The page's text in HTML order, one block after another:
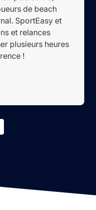
de beach
SportEasy et
et relances
plusieurs heures
!